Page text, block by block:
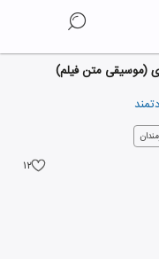
(موسیقی متن فیلم)
۱۲